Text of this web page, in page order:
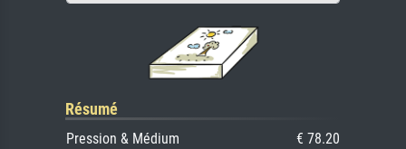
Résumé
Pression & Médium
€ 78.20